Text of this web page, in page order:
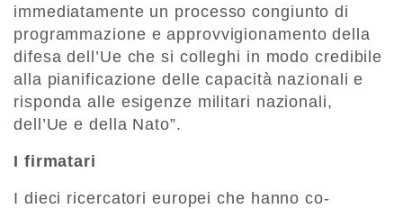
immediatamente un processo congiunto di
programmazione e approvvigionamento della
difesa dell’Ue che si colleghi in modo credibile
alla pianificazione delle capacità nazionali e
risponda alle esigenze militari nazionali,
dell’Ue e della Nato”.
I firmatari
I dieci ricercatori europei che hanno co-